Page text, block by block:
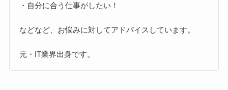
・自分に合う仕事がしたい！
などなど、お悩みに対してアドバイスしています。
元・IT業界出身です。